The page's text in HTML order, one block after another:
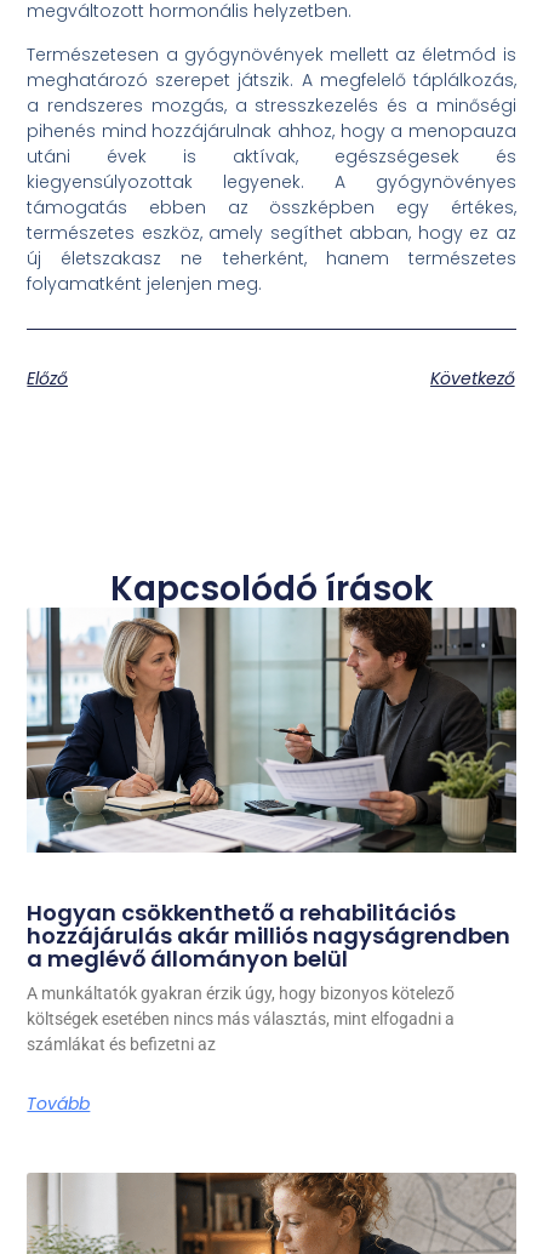
megváltozott hormonális helyzetben.
Természetesen a gyógynövények mellett az életmód is
meghatározó szerepet játszik. A megfelelő táplálkozás,
a rendszeres mozgás, a stresszkezelés és a minőségi
pihenés mind hozzájárulnak ahhoz, hogy a menopauza
utáni évek is aktívak, egészségesek és
kiegyensúlyozottak legyenek. A gyógynövényes
támogatás ebben az összképben egy értékes,
természetes eszköz, amely segíthet abban, hogy ez az
új életszakasz ne teherként, hanem természetes
folyamatként jelenjen meg.
Előző Következő
Kapcsolódó írások
Hogyan csökkenthető a rehabilitációs
hozzájárulás akár milliós nagyságrendben
a meglévő állományon belül
A munkáltatók gyakran érzik úgy, hogy bizonyos kötelező
költségek esetében nincs más választás, mint elfogadni a
számlákat és befizetni az
Tovább